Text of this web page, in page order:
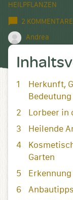
HEILPFLANZEN
2 KOMMENTARE
Andrea
Herkunft,
Bedeutung
Lorbeer in
Heilende
Garten
Erkennung